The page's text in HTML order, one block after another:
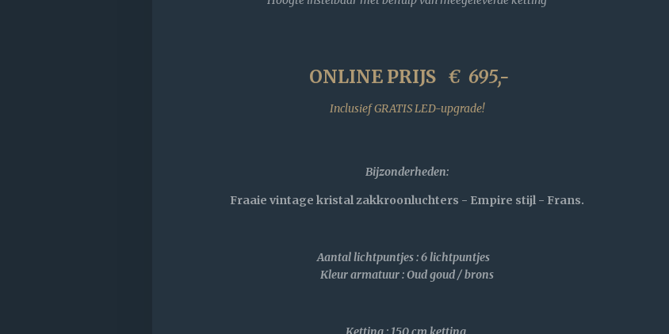
ONLINE PRIJS € 695,-
Inclusief GRATIS LED-upgrade!
Bijzonderheden:
Fraaie vintage kristal zakkroonluchters - Empire stijl - Frans.
Aantal lichtpuntjes : 6 lichtpuntjes
Kleur armatuur : Oud goud / brons